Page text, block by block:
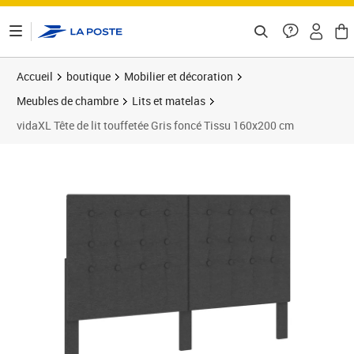
Accueil boutique
Mobilier et décoration
Meubles de chambre
Lits et matelas
vidaXL Tête de lit touffetée Gris foncé Tissu 160x200 cm